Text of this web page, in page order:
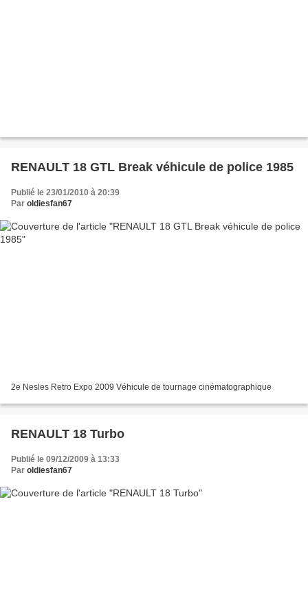
RENAULT 18 GTL Break véhicule de police 1985
Publié le 23/01/2010 à 20:39
Par oldiesfan67
2e Nesles Retro Expo 2009 Véhicule de tournage cinématographique
RENAULT 18 Turbo
Publié le 09/12/2009 à 13:33
Par oldiesfan67